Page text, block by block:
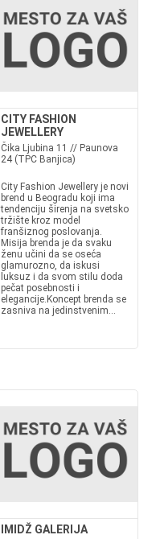
CITY FASHION
JEWELLERY
Čika Ljubina 11 // Paunova
24 (TPC Banjica)
City Fashion Jewellery je novi
brend u Beogradu koji ima
tendenciju širenja na svetsko
tržište kroz model
franšiznog poslovanja.
Misija brenda je da svaku
ženu učini da se oseća
glamurozno, da iskusi
luksuz i da svom stilu doda
pečat posebnosti i
elegancije.Koncept brenda se
zasniva na jedinstvenim...
IMIDŽ GALERIJA